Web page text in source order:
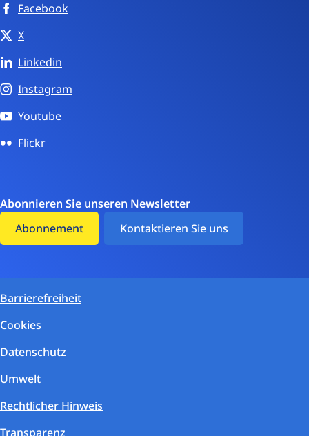
Facebook
X
Linkedin
Instagram
Youtube
Flickr
Abonnieren Sie unseren Newsletter
Abonnement
Kontaktieren Sie uns
Barrierefreiheit
Cookies
Datenschutz
Umwelt
Rechtlicher Hinweis
Transparenz